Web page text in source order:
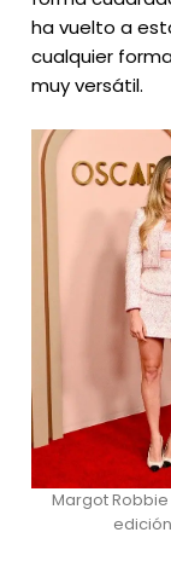
ha vuelto a
cualquier
muy versátil.
Margot